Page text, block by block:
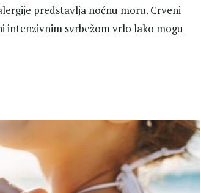
predstavlja noćnu moru. Crveni
intenzivnim svrbežom vrlo lako mogu